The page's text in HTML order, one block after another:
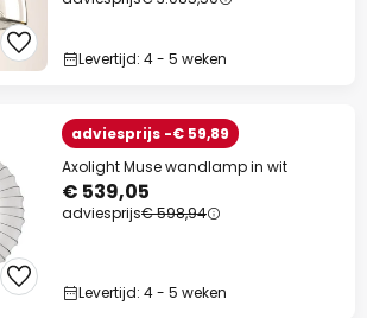
Levertijd: 4 - 5 weken
adviesprijs -€ 59,89
Axolight Muse wandlamp in wit
€ 539,05
adviesprijs€ 598,94
Levertijd: 4 - 5 weken